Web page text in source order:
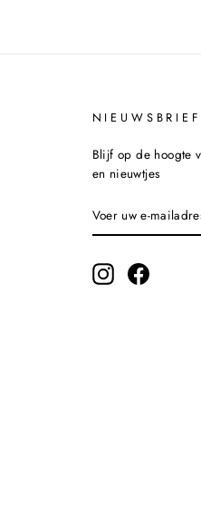
NIEUWSBRIEF
Blijf op de hoogte
en nieuwtjes
UW
E-
IN InstagramFacebook